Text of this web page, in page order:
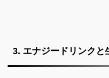
3. エナジードリンクと